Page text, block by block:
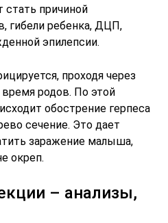
причиной
гибели ребенка, ДЦП,
эпилепсии.
проходя через
родов. По этой
обострение герпеса
сечение. Это дает
заражение малыша,
окреп.
– анализы,